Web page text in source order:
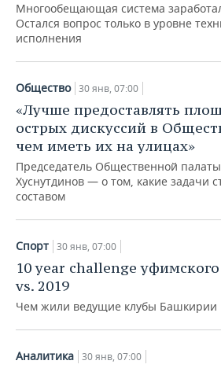
Многообещающая система
Остался вопрос только в уровне
исполнения
Общество 30 янв, 07:00
«Лучше предоставлять
острых дискуссий в
чем иметь их на улицах»
Председатель Общественной
Хуснутдинов — о том, какие задачи
составом
Спорт 30 янв, 07:00
10 year challenge
vs. 2019
Чем жили ведущие клубы Башкирии
Аналитика 30 янв, 07:00